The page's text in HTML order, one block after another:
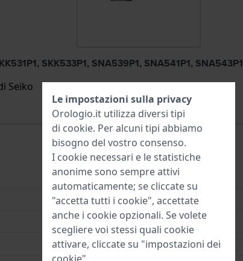
SKK533P1, SNA539P1, SNA541P1, SNA543P1
Seiko
Acciaio inox
Stainless Steel Bracelet
Bracciale a maglie
Le impostazioni sulla privacy
Orologio.it utilizza diversi tipi
di cookie. Per alcuni tipi abbiamo
bisogno del vostro consenso.
I cookie necessari e le statistiche
anonime sono sempre attivi
automaticamente; se cliccate su
"accetta tutti i cookie", accettate
anche i cookie opzionali. Se volete
scegliere voi stessi quali cookie
attivare, cliccate su "impostazioni dei
cookie".